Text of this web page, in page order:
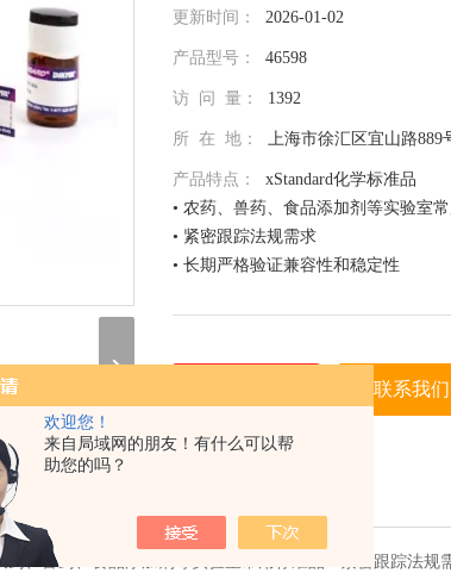
欢迎您！
来自局域网的朋友！有什么可以帮
助您的吗？
更新时间： 2026-01-02
产品型号： 46598
访 问 量： 1392
所 在 地： 上海市徐汇区宜山路889
产品特点： xStandard化学标准品
• 农药、兽药、食品添加剂等实验室
• 紧密跟踪法规需求
• 长期严格验证兼容性和稳定性
• 种类齐全的单标或混标
• 更为人性化的小包装量，利于保存，
联系我们
（联系我们，请说明是在 北京迪科马
药、兽药、食品添加剂等实验室常用标准品 • 紧密跟踪法规